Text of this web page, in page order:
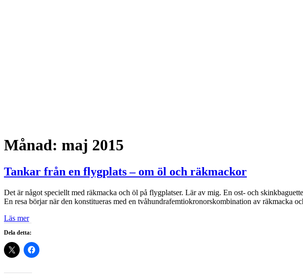
Månad: maj 2015
Tankar från en flygplats – om öl och räkmackor
Det är något speciellt med räkmacka och öl på flygplatser. Lär av mig. En ost- och
En resa börjar när den konstitueras med en tvåhundrafemtiokronorskombination av räkmacka
Läs mer
Dela detta: